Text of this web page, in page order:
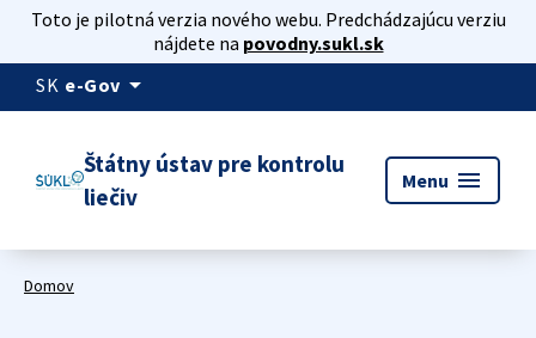
Toto je pilotná verzia nového webu. Predchádzajúcu verziu
nájdete na povodny.sukl.sk
SK e-Gov arrow_drop_down
Štátny ústav pre kontrolu
liečiv
Menu menu
Domov